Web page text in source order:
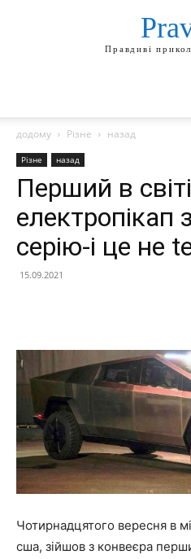
Правдиві
додому Різне назад
Різне назад
Перший в світі
електропікап
серію-і це не
15.09.2021
Чотирнадцятого вересня в
сша, зійшов з конвеєра